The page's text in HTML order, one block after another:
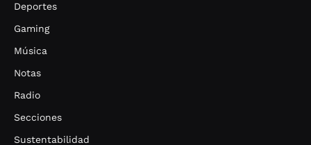
Deportes
Gaming
Música
Notas
Radio
Secciones
Sustentabilidad